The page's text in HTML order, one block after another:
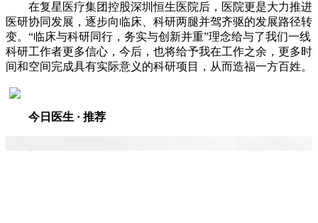
在复星医疗集团控股深圳恒生医院后，医院更是大力推进
医研协同发展，逐步向临床、科研两腿并驾齐驱的发展路径转
变。“临床与科研同行，务实与创新并重”理念给与了我们一线
科研工作者更多信心，今后，也将给予我在工作之余，更多时
间和空间完成具有实际意义的科研项目，从而造福一方百姓。
今日医生 · 推荐